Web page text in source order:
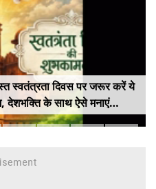
डेटिंग, दोस्ती और फिर ब्लैकमेल...
पर सोकर दिखाया शादी का
लिए 6 करोड़ रुपए